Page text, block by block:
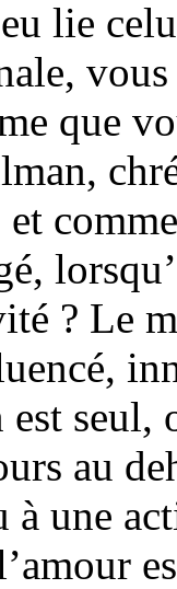
lie
vous
que
et
? Le
est
au
à une